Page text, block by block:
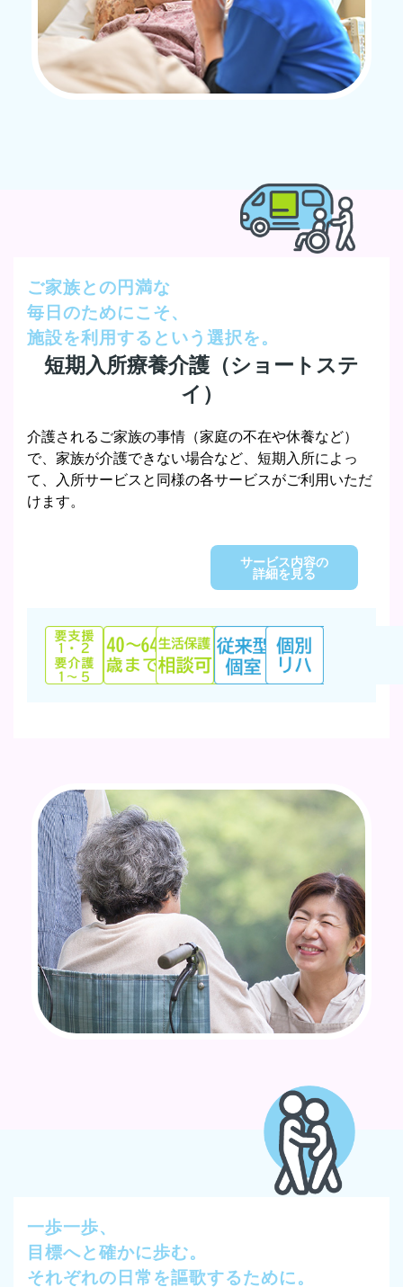
ご家族との円満な
毎日のためにこそ、
施設を利用するという選択を。
短期入所療養介護（ショートステ
イ）
介護されるご家族の事情（家庭の不在や休養など）
で、家族が介護できない場合など、短期入所によっ
て、入所サービスと同様の各サービスがご利用いただ
けます。
サービス内容の
詳細を見る
一歩一歩、
目標へと確かに歩む。
それぞれの日常を謳歌するために。